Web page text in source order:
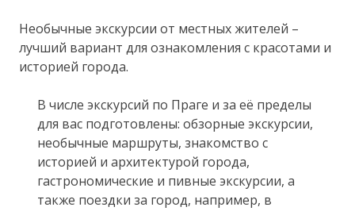
Необычные экскурсии от местных жителей –
лучший вариант для ознакомления с красотами и
историей города.
В числе экскурсий по Праге и за её пределы
для вас подготовлены: обзорные экскурсии,
необычные маршруты, знакомство с
историей и архитектурой города,
гастрономические и пивные экскурсии, а
также поездки за город, например, в